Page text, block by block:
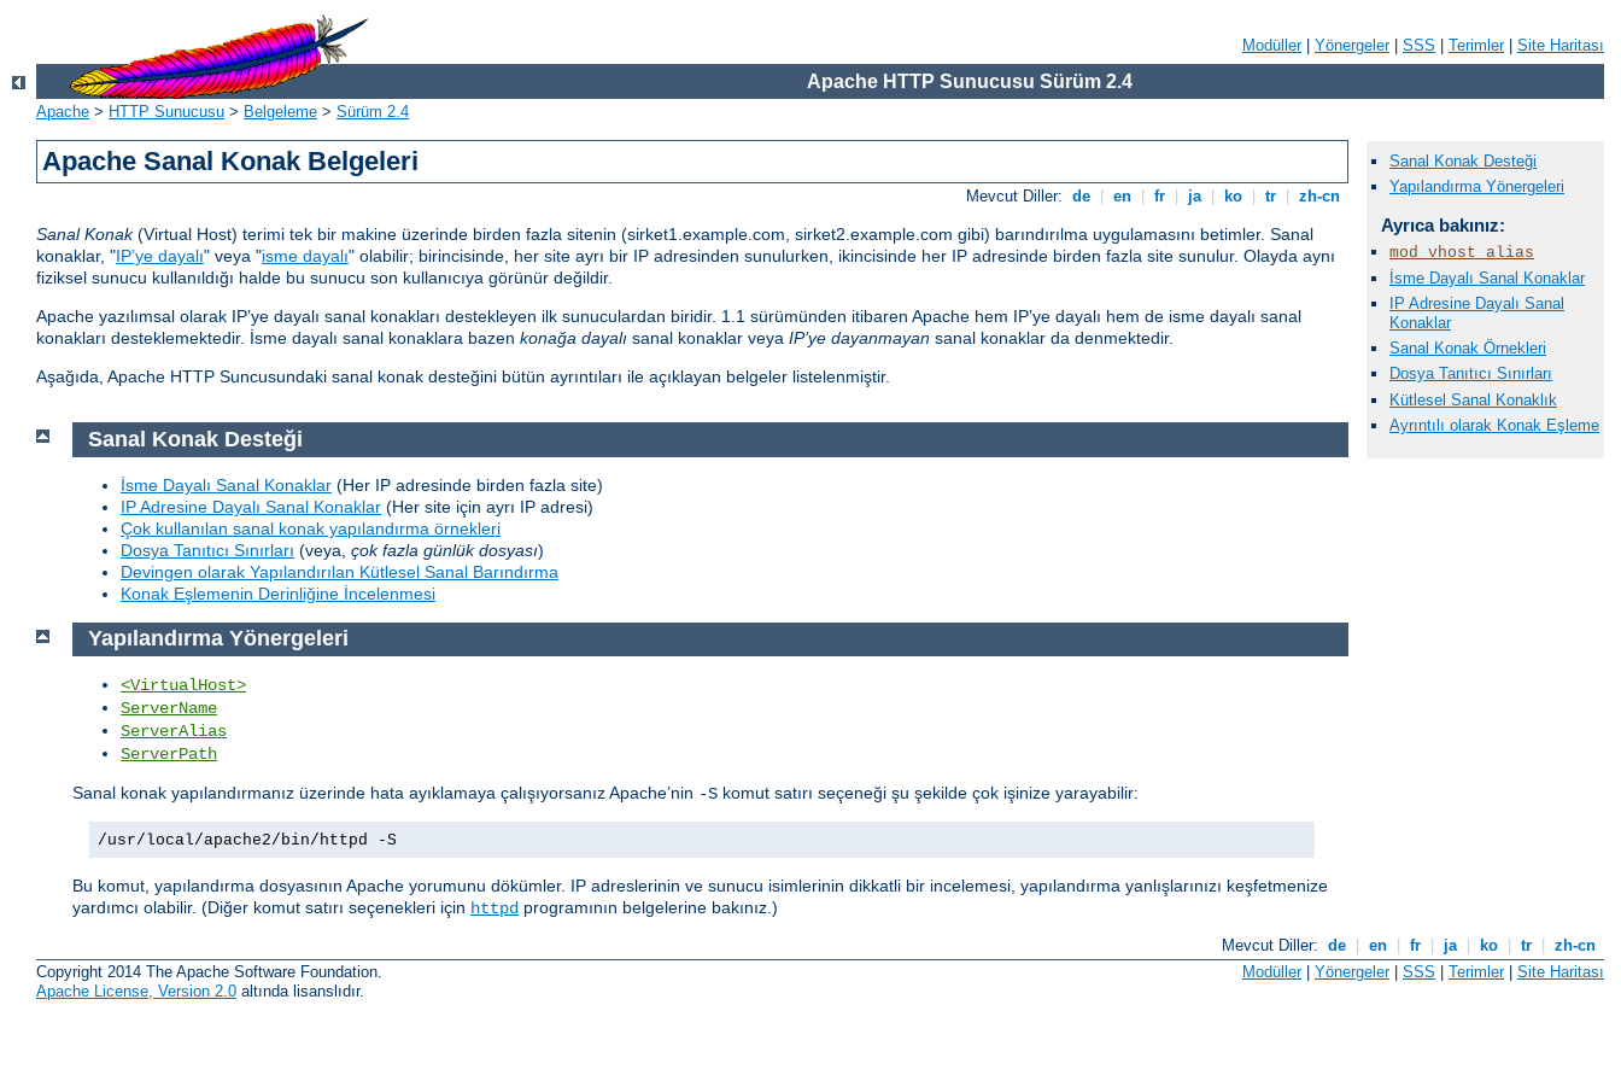
Modüller| Yönergeler| SSS Terimler| Site Haritası
Apache HTTP Sunucusu Sürüm 2.4
Apache > HTTP Sunucusu > Belgeleme > Sürüm 2.4
Apache Sanal Konak Belgeleri
Mevcut Diller: de en fr ja ko tr zh-cn
Sanal Konak(Virtual Host) terimi tek bir makine üzerinde birden fazla sitenin (sirket1.example.com, sirket2.example.com gibi) barındırılma uygulamasını betimler. Sanal
konaklar, "IP’ye dayalı" veya "isme dayalı" olabilir; birincisinde, her site ayrı bir IP adresinden sunulurken, ikincisinde her IP adresinde birden fazla site sunulur. Olayda aynı
fiziksel sunucu kullanıldığı halde bu sunucu son kullanıcıya görünür değildir.
Apache yazılımsal olarak IP’ye dayalı sanal konakları destekleyen ilk sunuculardan biridir. 1.1 sürümünden itibaren Apache hem IP’ye dayalı hem de isme dayalı sanal
konakları desteklemektedir. İsme dayalı sanal konaklara bazen konağa dayalı sanal konaklar veya IP’ye dayanmayan sanal konaklar da denmektedir.
Aşağıda, Apache HTTP Suncusundaki sanal konak desteğini bütün ayrıntıları ile açıklayan belgeler listelenmiştir.
Sanal Konak Desteği
Yapılandırma Yönergeleri
Ayrıca bakınız:
mod_vhost_alias
İsme Dayalı Sanal Konaklar
IP Adresine Dayalı Sanal
Konaklar
Sanal Konak Örnekleri
Dosya Tanıtıcı Sınırları
Kütlesel Sanal Konaklık
Ayrıntılı olarak Konak Eşleme
Sanal Konak Desteği
İsme Dayalı Sanal Konaklar (Her IP adresinde birden fazla site)
IP Adresine Dayalı Sanal Konaklar (Her site için ayrı IP adresi)
Çok kullanılan sanal konak yapılandırma örnekleri
Dosya Tanıtıcı Sınırları (veya, çok fazla günlük dosyası)
Devingen olarak Yapılandırılan Kütlesel Sanal Barındırma
Konak Eşlemenin Derinliğine İncelenmesi
Yapılandırma Yönergeleri
<VirtualHost>
ServerName
ServerAlias
ServerPath
Sanal konak yapılandırmanız üzerinde hata ayıklamaya çalışıyorsanız Apache’nin -S komut satırı seçeneği şu şekilde çok işinize yarayabilir:
/usr/local/apache2/bin/httpd -S
Bu komut, yapılandırma dosyasının Apache yorumunu dökümler. IP adreslerinin ve sunucu isimlerinin dikkatli bir incelemesi, yapılandırma yanlışlarınızı keşfetmenize
yardımcı olabilir. (Diğer komut satırı seçenekleri için httpd programının belgelerine bakınız.)
Mevcut Diller: de en fr ja ko tr
zh-cn
Copyright 2014 The Apache Software Foundation.
Apache License, Version 2.0 altında lisanslıdır.
Modüller| Yönergeler| SSS Terimler| Site Haritası